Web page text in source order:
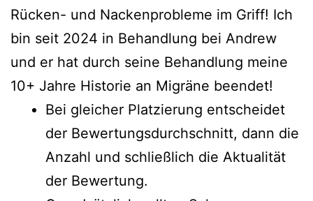
Rücken- und Nackenprobleme im Griff! Ich
bin seit 2024 in Behandlung bei Andrew
und er hat durch seine Behandlung meine
10+ Jahre Historie an Migräne beendet!
Bei gleicher Platzierung entscheidet
der Bewertungsdurchschnitt, dann die
Anzahl und schließlich die Aktualität
der Bewertung.